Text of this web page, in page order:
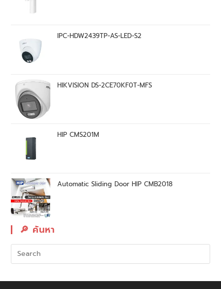
IPC-HDW2439TP-AS-LED-S2
HIKVISION DS-2CE70KF0T-MFS
HIP CMS201M
Automatic Sliding Door HIP CMB2018
🔎︎ ค้นหา